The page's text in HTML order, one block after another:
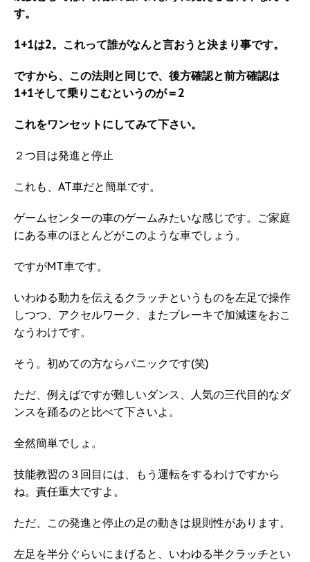
す。
1+1は2。これって誰がなんと言おうと決まり事です。
ですから、この法則と同じで、後方確認と前方確認は
1+1そして乗りこむというのが＝2
これをワンセットにしてみて下さい。
２つ目は発進と停止
これも、AT車だと簡単です。
ゲームセンターの車のゲームみたいな感じです。ご家庭
にある車のほとんどがこのような車でしょう。
ですがMT車です。
いわゆる動力を伝えるクラッチというものを左足で操作
しつつ、アクセルワーク、またブレーキで加減速をおこ
なうわけです。
そう。初めての方ならパニックです(笑)
ただ、例えばですが難しいダンス、人気の三代目的なダ
ンスを踊るのと比べて下さいよ。
全然簡単でしょ。
技能教習の３回目には、もう運転をするわけですから
ね。責任重大ですよ。
ただ、この発進と停止の足の動きは規則性があります。
左足を半分ぐらいにまげると、いわゆる半クラッチとい